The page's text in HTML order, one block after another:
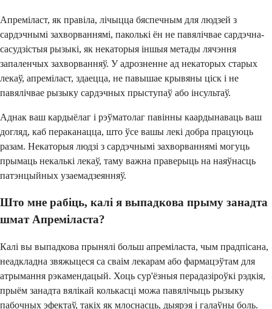
Апреміласт, як правіла, лічыцца бяспечным для людзей з
сардэчнымі захворваннямі, паколькі ён не павялічвае сардэчна-
сасудзістыя рызыкі, як некаторыя іншыя метады лячэння
запаленчых захворванняў. У адрозненне ад некаторых старых
лекаў, апреміласт, здаецца, не павышае крывяны ціск і не
павялічвае рызыку сардэчных прыступаў або інсультаў.
Аднак ваш кардыёлаг і рэўматолаг павінны каардынаваць ваш
догляд, каб пераканацца, што ўсе вашы лекі добра працуюць
разам. Некаторыя людзі з сардэчнымі захворваннямі могуць
прымаць некалькі лекаў, таму важна праверыць на наяўнасць
патэнцыйных узаемадзеянняў.
Што мне рабіць, калі я выпадкова прыму занадта
шмат Апреміласта?
Калі вы выпадкова прынялі больш апреміласта, чым прадпісана,
неадкладна звяжыцеся са сваім лекарам або фармацэўтам для
атрымання рэкамендацый. Хоць сур'ёзныя перадазіроўкі рэдкія,
прыём занадта вялікай колькасці можа павялічыць рызыку
пабочных эфектаў, такіх як млоснасць, дыярэя і галаўны боль.